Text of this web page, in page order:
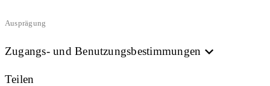
Ausprägung
Zugangs- und Benutzungsbestimmungen
Teilen